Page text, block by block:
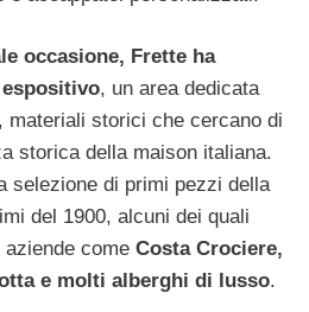
occasione, Frette ha
, un area dedicata
materiali storici che cercano di
storica della maison italiana.
selezione di primi pezzi della
del 1900, alcuni dei quali
come Costa Crociere,
e molti alberghi di lusso.